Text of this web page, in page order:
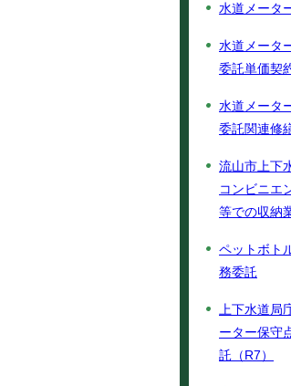
水道メータ
水道メータ
委託単価契
水道メータ
委託関連修
流山市上下
コンビニエ
等での収納
ペットボト
務委託
上下水道局
ーター保守
託（R7）